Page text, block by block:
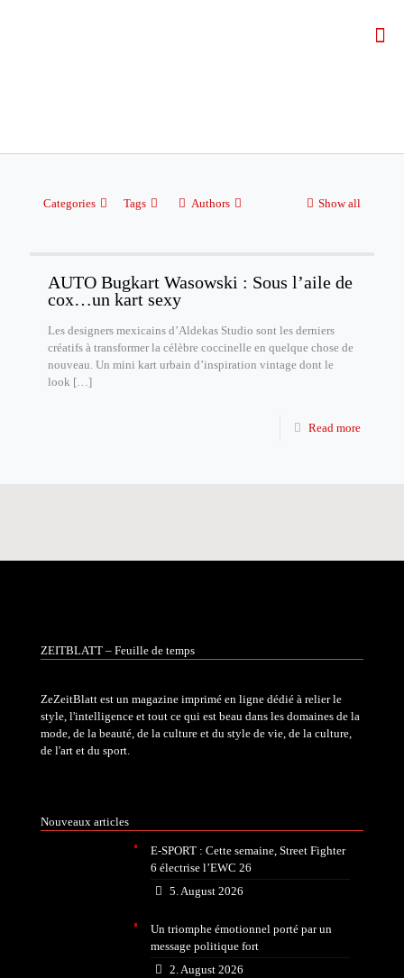
Categories Tags Authors Show all
AUTO Bugkart Wasowski : Sous l’aile de
cox…un kart sexy
Les designers mexicains d’Aldekas Studio sont les derniers
créatifs à transformer la célèbre coccinelle en quelque chose de
nouveau. Un mini kart urbain d’inspiration vintage dont le
look […]
Read more
ZEITBLATT – Feuille de temps
ZeZeitBlatt est un magazine imprimé en ligne dédié à relier le
style, l'intelligence et tout ce qui est beau dans les domaines de la
mode, de la beauté, de la culture et du style de vie, de la culture,
de l'art et du sport.
Nouveaux articles
E-SPORT : Cette semaine, Street Fighter
6 électrise l’EWC 26
5. August 2026
Un triomphe émotionnel porté par un
message politique fort
2. August 2026